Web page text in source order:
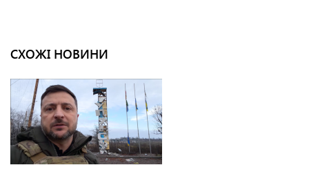
СХОЖІ НОВИНИ